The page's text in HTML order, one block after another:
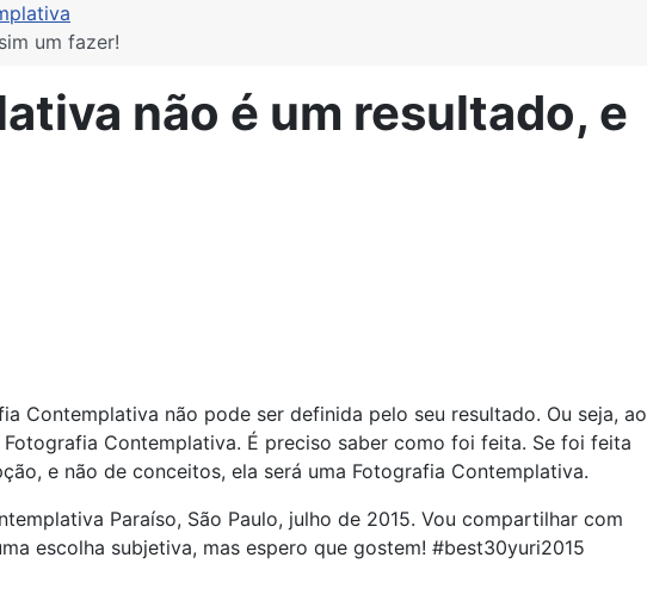
um fazer!
não é um resultado, e
Contemplativa não pode ser definida pelo seu resultado. Ou seja, ao
Contemplativa. É preciso saber como foi feita. Se foi feita
e não de conceitos, ela será uma Fotografia Contemplativa.